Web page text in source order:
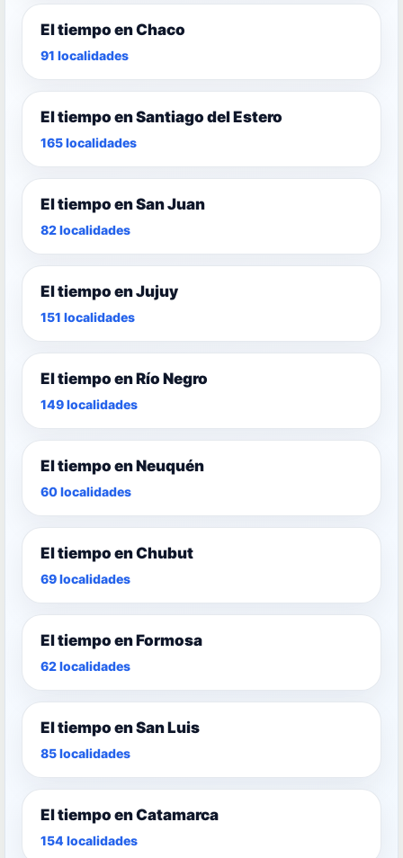
El tiempo en Chaco
91 localidades
El tiempo en Santiago del Estero
165 localidades
El tiempo en San Juan
82 localidades
El tiempo en Jujuy
151 localidades
El tiempo en Río Negro
149 localidades
El tiempo en Neuquén
60 localidades
El tiempo en Chubut
69 localidades
El tiempo en Formosa
62 localidades
El tiempo en San Luis
85 localidades
El tiempo en Catamarca
154 localidades